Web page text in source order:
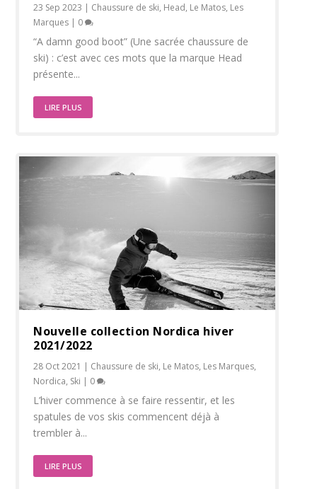
23 Sep 2023 | Chaussure de ski, Head, Le Matos, Les
Marques | 0
“A damn good boot” (Une sacrée chaussure de
ski) : c’est avec ces mots que la marque Head
présente...
LIRE PLUS
Nouvelle collection Nordica hiver
2021/2022
28 Oct 2021 | Chaussure de ski, Le Matos, Les Marques,
Nordica, Ski | 0
L’hiver commence à se faire ressentir, et les
spatules de vos skis commencent déjà à
trembler à...
LIRE PLUS